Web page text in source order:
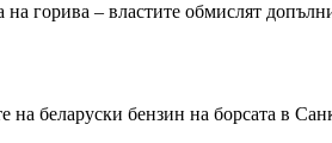
горива – властите обмислят
беларуски бензин на борсата в